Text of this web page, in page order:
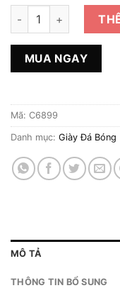
Giày Đá Banh 2hand
MUA NGAY
Mã: C6899
Danh mục: Giày Đá Bóng
MÔ TẢ
THÔNG TIN BỔ SUNG